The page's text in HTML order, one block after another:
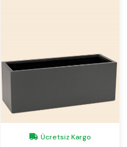
Ücretsiz Kargo